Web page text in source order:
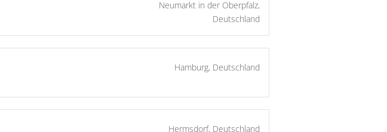
Neumarkt in der Oberpfalz,
Deutschland
Hamburg, Deutschland
Hermsdorf, Deutschland